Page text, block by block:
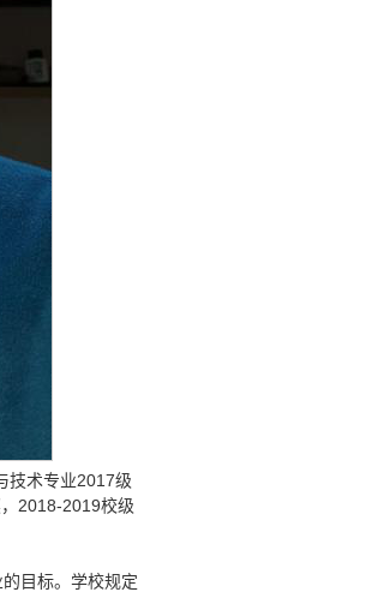
技术专业2017级
2018-2019校级
目标。学校规定